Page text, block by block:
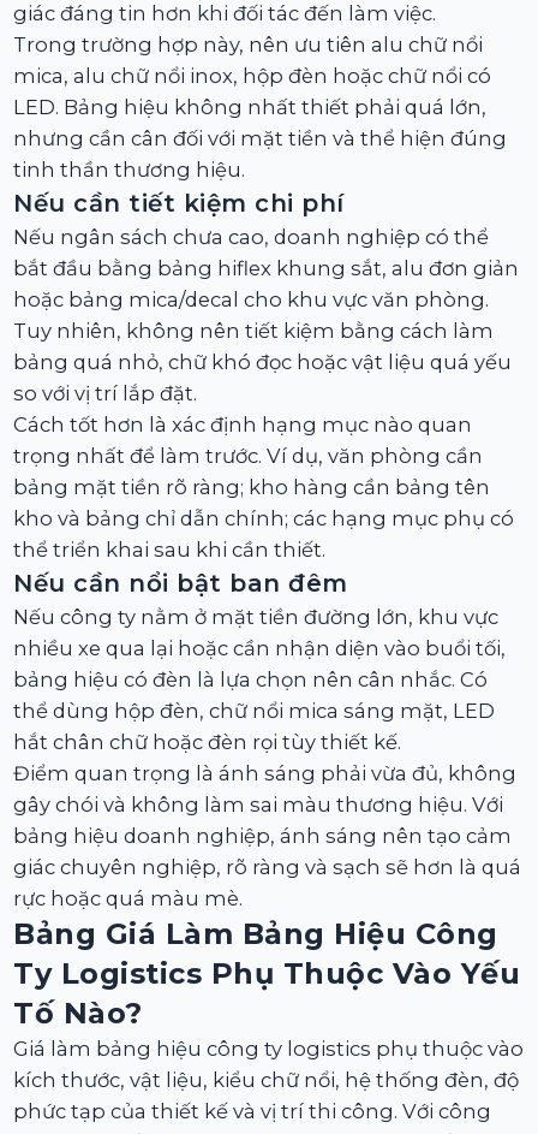
giác đáng tin hơn khi đối tác đến làm việc.
Trong trường hợp này, nên ưu tiên alu chữ nổi
mica, alu chữ nổi inox, hộp đèn hoặc chữ nổi có
LED. Bảng hiệu không nhất thiết phải quá lớn,
nhưng cần cân đối với mặt tiền và thể hiện đúng
tinh thần thương hiệu.
Nếu cần tiết kiệm chi phí
Nếu ngân sách chưa cao, doanh nghiệp có thể
bắt đầu bằng bảng hiflex khung sắt, alu đơn giản
hoặc bảng mica/decal cho khu vực văn phòng.
Tuy nhiên, không nên tiết kiệm bằng cách làm
bảng quá nhỏ, chữ khó đọc hoặc vật liệu quá yếu
so với vị trí lắp đặt.
Cách tốt hơn là xác định hạng mục nào quan
trọng nhất để làm trước. Ví dụ, văn phòng cần
bảng mặt tiền rõ ràng; kho hàng cần bảng tên
kho và bảng chỉ dẫn chính; các hạng mục phụ có
thể triển khai sau khi cần thiết.
Nếu cần nổi bật ban đêm
Nếu công ty nằm ở mặt tiền đường lớn, khu vực
nhiều xe qua lại hoặc cần nhận diện vào buổi tối,
bảng hiệu có đèn là lựa chọn nên cân nhắc. Có
thể dùng hộp đèn, chữ nổi mica sáng mặt, LED
hắt chân chữ hoặc đèn rọi tùy thiết kế.
Điểm quan trọng là ánh sáng phải vừa đủ, không
gây chói và không làm sai màu thương hiệu. Với
bảng hiệu doanh nghiệp, ánh sáng nên tạo cảm
giác chuyên nghiệp, rõ ràng và sạch sẽ hơn là quá
rực hoặc quá màu mè.
Bảng Giá Làm Bảng Hiệu Công
Ty Logistics Phụ Thuộc Vào Yếu
Tố Nào?
Giá làm bảng hiệu công ty logistics phụ thuộc vào
kích thước, vật liệu, kiểu chữ nổi, hệ thống đèn, độ
phức tạp của thiết kế và vị trí thi công. Với công